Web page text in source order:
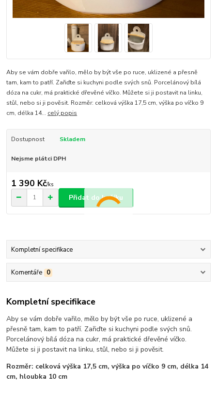
Aby se vám dobře vařilo, mělo by být vše po ruce, uklizené a přesně
tam, kam to patří. Zařiďte si kuchyni podle svých snů. Porcelánový bílá
dóza na cukr, má praktické dřevěné víčko. Můžete si ji postavit na linku,
stůl, nebo si ji pověsit. Rozměr: celková výška 17,5 cm, výška po víčko 9
cm, délka 14... celý popis
Dostupnost Skladem
Nejsme plátci DPH
1 390 Kč/ks
Přidat do košíku
Kompletní specifikace
Komentáře 0
Kompletní specifikace
Aby se vám dobře vařilo, mělo by být vše po ruce, uklizené a
přesně tam, kam to patří. Zařiďte si kuchyni podle svých snů.
Porcelánový bílá dóza na cukr, má praktické dřevěné víčko.
Můžete si ji postavit na linku, stůl, nebo si ji pověsit.
Rozměr: celková výška 17,5 cm, výška po víčko 9 cm, délka 14
cm, hloubka 10 cm